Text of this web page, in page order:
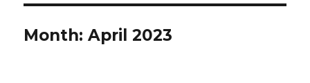
Month: April 2023